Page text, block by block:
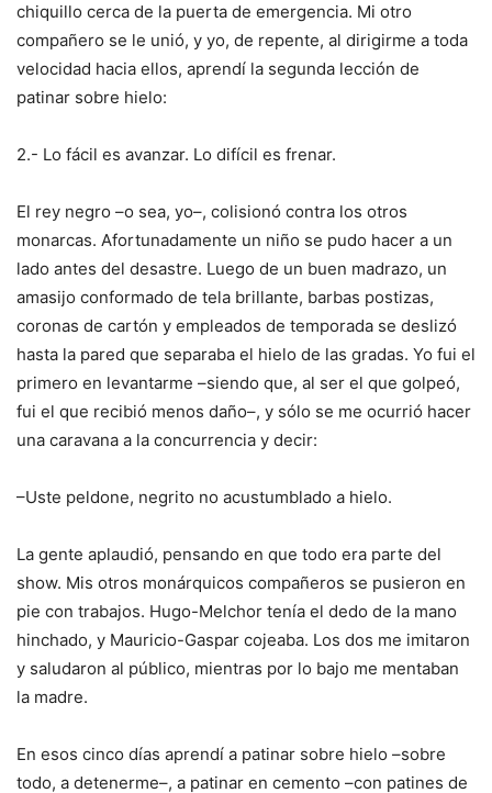
chiquillo cerca de la puerta de emergencia. Mi otro
compañero se le unió, y yo, de repente, al dirigirme a toda
velocidad hacia ellos, aprendí la segunda lección de
patinar sobre hielo:
2.- Lo fácil es avanzar. Lo difícil es frenar.
El rey negro –o sea, yo–, colisionó contra los otros
monarcas. Afortunadamente un niño se pudo hacer a un
lado antes del desastre. Luego de un buen madrazo, un
amasijo conformado de tela brillante, barbas postizas,
coronas de cartón y empleados de temporada se deslizó
hasta la pared que separaba el hielo de las gradas. Yo fui el
primero en levantarme –siendo que, al ser el que golpeó,
fui el que recibió menos daño–, y sólo se me ocurrió hacer
una caravana a la concurrencia y decir:
–Uste peldone, negrito no acustumblado a hielo.
La gente aplaudió, pensando en que todo era parte del
show. Mis otros monárquicos compañeros se pusieron en
pie con trabajos. Hugo-Melchor tenía el dedo de la mano
hinchado, y Mauricio-Gaspar cojeaba. Los dos me imitaron
y saludaron al público, mientras por lo bajo me mentaban
la madre.
En esos cinco días aprendí a patinar sobre hielo –sobre
todo, a detenerme–, a patinar en cemento –con patines de